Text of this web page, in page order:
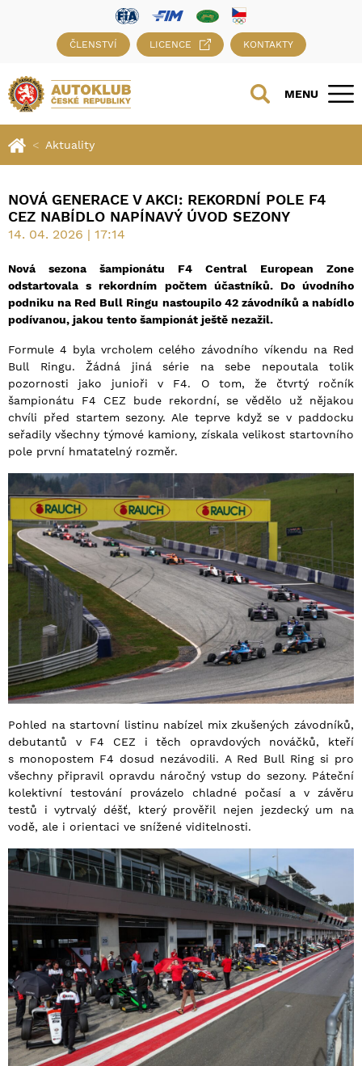
ČLENSTVÍ LICENCE KONTAKTY
MENU
Aktuality
NOVÁ GENERACE V AKCI: REKORDNÍ POLE F4
CEZ NABÍDLO NAPÍNAVÝ ÚVOD SEZONY
14. 04. 2026 | 17:14
Nová sezona šampionátu F4 Central European Zone
odstartovala s rekordním počtem účastníků. Do úvodního
podniku na Red Bull Ringu nastoupilo 42 závodníků a nabídlo
podívanou, jakou tento šampionát ještě nezažil.
Formule 4 byla vrcholem celého závodního víkendu na Red
Bull Ringu. Žádná jiná série na sebe nepoutala tolik
pozornosti jako junioři v F4. O tom, že čtvrtý ročník
šampionátu F4 CEZ bude rekordní, se vědělo už nějakou
chvíli před startem sezony. Ale teprve když se v paddocku
seřadily všechny týmové kamiony, získala velikost startovního
pole první hmatatelný rozměr.
Pohled na startovní listinu nabízel mix zkušených závodníků,
debutantů v F4 CEZ i těch opravdových nováčků, kteří
s monopostem F4 dosud nezávodili. A Red Bull Ring si pro
všechny připravil opravdu náročný vstup do sezony. Páteční
kolektivní testování provázelo chladné počasí a v závěru
testů i vytrvalý déšť, který prověřil nejen jezdecký um na
vodě, ale i orientaci ve snížené viditelnosti.